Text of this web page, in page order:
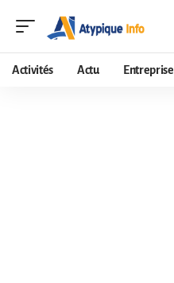
Activités Actu Entreprise